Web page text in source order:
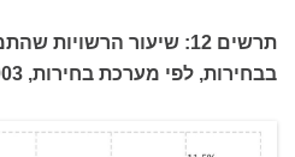
תרשים 12: שיעור
בבחירות, לפי מערכת בחירות, 2024-2003